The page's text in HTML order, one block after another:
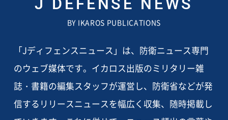
J DEFENSE NEWS
BY IKAROS PUBLICATIONS
「Jディフェンスニュース」は、防衛ニュース専門
のウェブ媒体です。イカロス出版のミリタリー雑
誌・書籍の編集スタッフが運営し、防衛省などが発
信するリリースニュースを幅広く収集、随時掲載し